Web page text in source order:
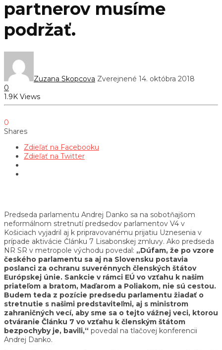
partnerov musíme
podržať.
Zuzana Skopcova Zverejnené 14. októbra 2018
0
1.9K Views
0
Shares
Zdieľať na Facebooku
Zdieľať na Twitter
Predseda parlamentu Andrej Danko sa na sobotňajšom
neformálnom stretnutí predsedov parlamentov V4 v
Košiciach vyjadril aj k pripravovanému prijatiu Uznesenia v
prípade aktivácie Článku 7 Lisabonskej zmluvy. Ako predseda
NR SR v metropole východu povedal: „Dúfam, že po vzore
českého parlamentu sa aj na Slovensku postavia
poslanci za ochranu suverénnych členských štátov
Európskej únie. Sankcie v rámci EÚ vo vzťahu k našim
priateľom a bratom, Maďarom a Poliakom, nie sú cestou.
Budem teda z pozície predsedu parlamentu žiadať o
stretnutie s našimi predstaviteľmi, aj s ministrom
zahraničných vecí, aby sme sa o tejto vážnej veci, ktorou
otváranie Článku 7 vo vzťahu k členským štátom
bezpochyby je, bavili,“ povedal na tlačovej konferencii
Andrej Danko.